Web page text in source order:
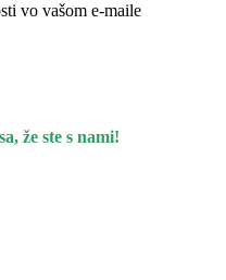
vo vašom e-maile
že ste s nami!